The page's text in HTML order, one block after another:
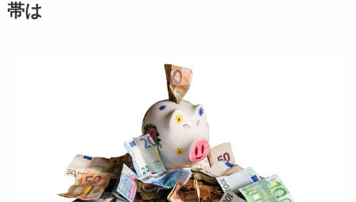
帯は